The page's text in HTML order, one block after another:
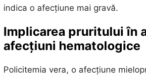
indica o afecțiune mai gravă.
Implicarea pruritului în
afecțiuni hematologice
Policitemia vera, o afecțiune